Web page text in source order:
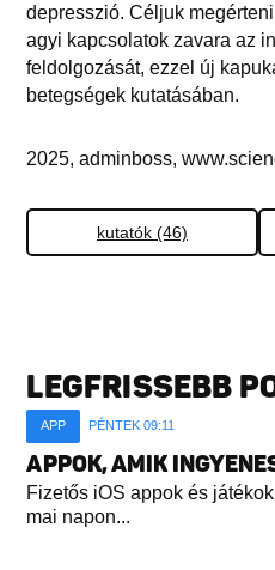
depresszió. Céljuk
agyi kapcsolatok zavara az
feldolgozását, ezzel új
betegségek kutatásában.
2025, adminboss,
kutatók (46)
LEGFRISSEBB
APP PÉNTEK 09:11
APPOK, AMIK
Fizetős iOS appok és
mai napon...